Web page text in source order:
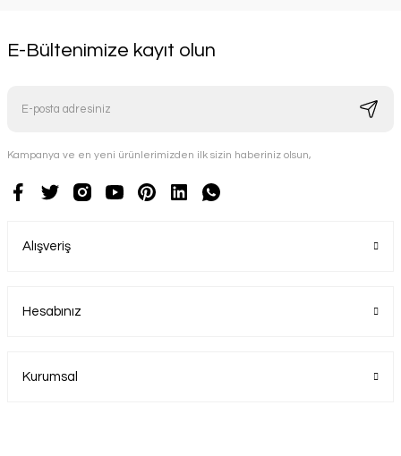
E-Bültenimize kayıt olun
Kampanya ve en yeni ürünlerimizden ilk sizin haberiniz olsun,
Alışveriş
Hesabınız
Kurumsal